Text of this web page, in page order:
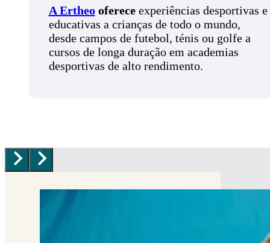
A Ertheooferece experiências desportivas e
educativas a crianças de todo o mundo,
desde campos de futebol, ténis ou golfe a
cursos de longa duração em academias
desportivas de alto rendimento.